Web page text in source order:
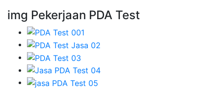
img Pekerjaan PDA Test